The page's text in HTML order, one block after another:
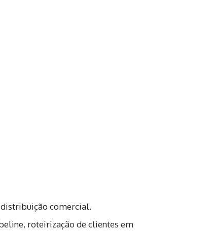
comercial.
roteirização de clientes em